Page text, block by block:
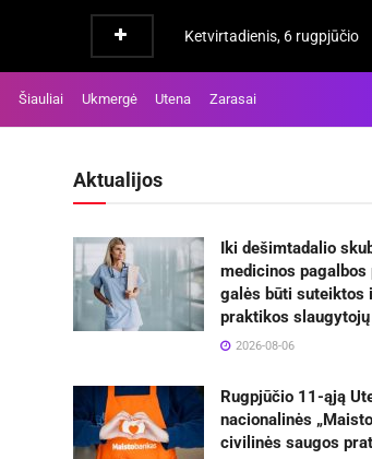
Ketvirtadienis, 6 rugpjūčio
Šiauliai Ukmergė Utena Zarasai
Aktualijos
Iki dešimtadalio
medicinos pagalbos
galės būti suteiktos
praktikos slaugytojų
2026-08-06
Rugpjūčio 11-ąją
nacionalinės
civilinės saugos